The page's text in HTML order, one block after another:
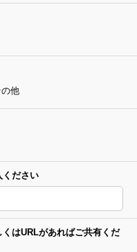
の他
ください
くはURLがあればご共有くだ